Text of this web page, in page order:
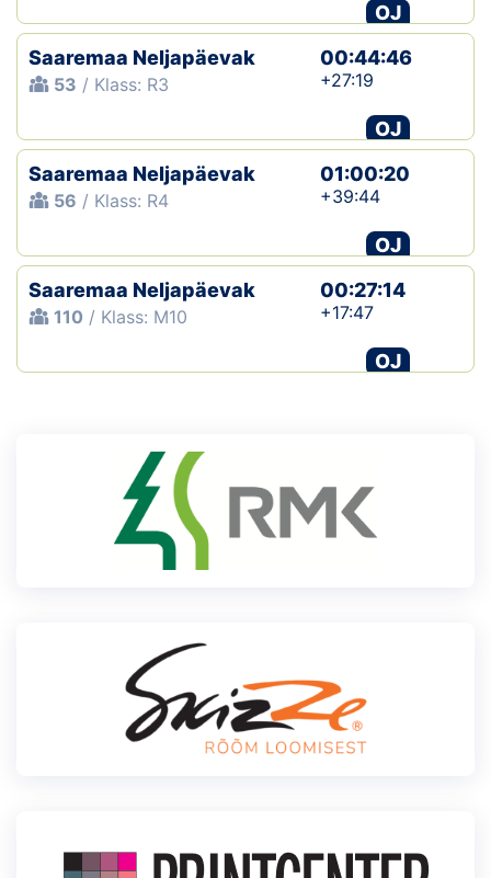
OJ
Saaremaa Neljapäevak
53 / Klass: R3
00:44:46
+27:19
OJ
Saaremaa Neljapäevak
56 / Klass: R4
01:00:20
+39:44
OJ
Saaremaa Neljapäevak
110 / Klass: M10
00:27:14
+17:47
OJ